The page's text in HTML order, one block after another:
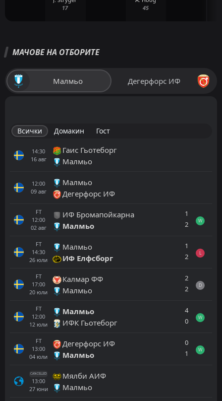
17
45
МАЧОВЕ НА ОТБОРИТЕ
Малмьо Дегерфорс ИФ
Всички Домакин Гост
14:30
16 авг
Гаис Гьотеборг
Малмьо
12:00
09 авг
Малмьо
Дегерфорс ИФ
FT
12:00
02 авг
ИФ Бромапойкарна
Малмьо
1
2
W
FT
14:30
26 юли
Малмьо
ИФ Елфсборг
1
2
L
FT
17:00
20 юли
Калмар ФФ
Малмьо
2
2
D
FT
12:00
12 юли
Малмьо
ИФК Гьотеборг
4
0
W
FT
13:00
04 юли
Дегерфорс ИФ
Малмьо
0
1
W
CANCELLED
13:00
27 юни
Мялби АИФ
Малмьо